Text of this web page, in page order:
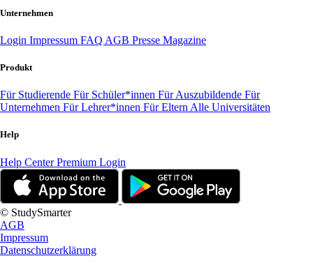
Unternehmen
Login Impressum FAQ AGB Presse Magazine
Produkt
Für Studierende Für Schüler*innen Für Auszubildende Für
Unternehmen Für Lehrer*innen Für Eltern Alle Universitäten
Help
Help CenterPremium Login
© StudySmarter
AGB
Impressum
Datenschutzerklärung